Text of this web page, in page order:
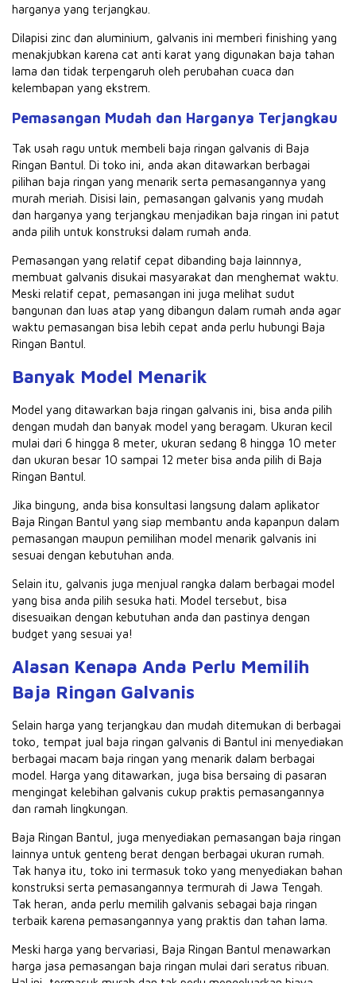
harganya yang terjangkau.
Dilapisi zinc dan aluminium, galvanis ini memberi finishing yang
menakjubkan karena cat anti karat yang digunakan baja tahan
lama dan tidak terpengaruh oleh perubahan cuaca dan
kelembapan yang ekstrem.
Pemasangan Mudah dan Harganya Terjangkau
Tak usah ragu untuk membeli baja ringan galvanis di Baja
Ringan Bantul. Di toko ini, anda akan ditawarkan berbagai
pilihan baja ringan yang menarik serta pemasangannya yang
murah meriah. Disisi lain, pemasangan galvanis yang mudah
dan harganya yang terjangkau menjadikan baja ringan ini patut
anda pilih untuk konstruksi dalam rumah anda.
Pemasangan yang relatif cepat dibanding baja lainnnya,
membuat galvanis disukai masyarakat dan menghemat waktu.
Meski relatif cepat, pemasangan ini juga melihat sudut
bangunan dan luas atap yang dibangun dalam rumah anda agar
waktu pemasangan bisa lebih cepat anda perlu hubungi Baja
Ringan Bantul.
Banyak Model Menarik
Model yang ditawarkan baja ringan galvanis ini, bisa anda pilih
dengan mudah dan banyak model yang beragam. Ukuran kecil
mulai dari 6 hingga 8 meter, ukuran sedang 8 hingga 10 meter
dan ukuran besar 10 sampai 12 meter bisa anda pilih di Baja
Ringan Bantul.
Jika bingung, anda bisa konsultasi langsung dalam aplikator
Baja Ringan Bantul yang siap membantu anda kapanpun dalam
pemasangan maupun pemilihan model menarik galvanis ini
sesuai dengan kebutuhan anda.
Selain itu, galvanis juga menjual rangka dalam berbagai model
yang bisa anda pilih sesuka hati. Model tersebut, bisa
disesuaikan dengan kebutuhan anda dan pastinya dengan
budget yang sesuai ya!
Alasan Kenapa Anda Perlu Memilih
Baja Ringan Galvanis
Selain harga yang terjangkau dan mudah ditemukan di berbagai
toko, tempat jual baja ringan galvanis di Bantul ini menyediakan
berbagai macam baja ringan yang menarik dalam berbagai
model. Harga yang ditawarkan, juga bisa bersaing di pasaran
mengingat kelebihan galvanis cukup praktis pemasangannya
dan ramah lingkungan.
Baja Ringan Bantul, juga menyediakan pemasangan baja ringan
lainnya untuk genteng berat dengan berbagai ukuran rumah.
Tak hanya itu, toko ini termasuk toko yang menyediakan bahan
konstruksi serta pemasangannya termurah di Jawa Tengah.
Tak heran, anda perlu memilih galvanis sebagai baja ringan
terbaik karena pemasangannya yang praktis dan tahan lama.
Meski harga yang bervariasi, Baja Ringan Bantul menawarkan
harga jasa pemasangan baja ringan mulai dari seratus ribuan.